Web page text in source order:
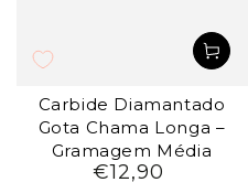
Carbide Diamantado
Gota Chama Longa –
Gramagem Média
Preço
€12,90